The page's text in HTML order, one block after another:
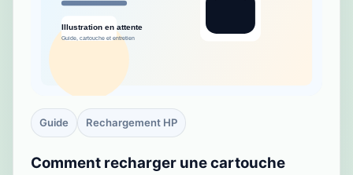
Guide Rechargement HP
Comment recharger une cartouche